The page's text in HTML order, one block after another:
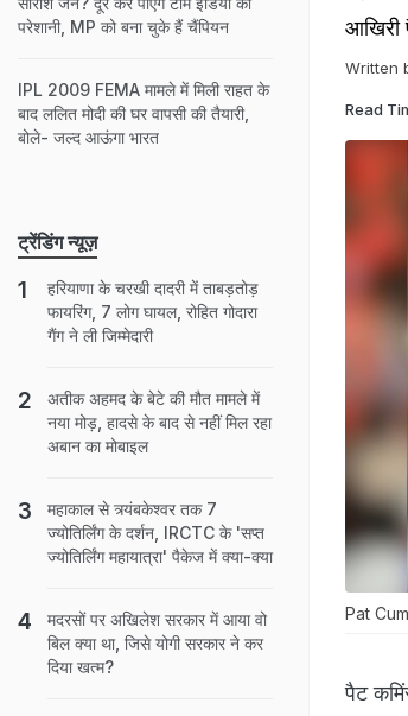
आखिरी
Written
Read
Pat
पैट
परेशानी, MP को बना चुके हैं चैंपियन
IPL 2009 FEMA मामले में मिली राहत के
बाद ललित मोदी की घर वापसी की तैयारी,
बोले- जल्द आऊंगा भारत
ट्रेंडिंग न्यूज़
हरियाणा के चरखी दादरी में ताबड़तोड़
फायरिंग, 7 लोग घायल, रोहित गोदारा
गैंग ने ली जिम्मेदारी
अतीक अहमद के बेटे की मौत मामले में
नया मोड़, हादसे के बाद से नहीं मिल रहा
अबान का मोबाइल
महाकाल से त्र्यंबकेश्वर तक 7
ज्योतिर्लिंग के दर्शन, IRCTC के 'सप्त
ज्योतिर्लिंग महायात्रा' पैकेज में क्या-क्या
मदरसों पर अखिलेश सरकार में आया वो
बिल क्या था, जिसे योगी सरकार ने कर
दिया खत्म?